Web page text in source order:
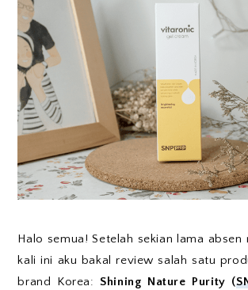
Halo semua! Setelah sekian lama absen
kali ini aku bakal review salah satu
brand Korea: Shining Nature Purity (